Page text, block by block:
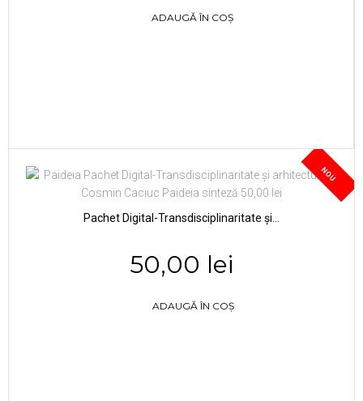
ADAUGĂ ÎN COȘ
NOU
Pachet Digital-Transdisciplinaritate și...
50,00 lei
ADAUGĂ ÎN COȘ